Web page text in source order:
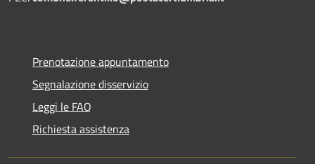
Prenotazione appuntamento
Segnalazione disservizio
Leggi le FAQ
Richiesta assistenza